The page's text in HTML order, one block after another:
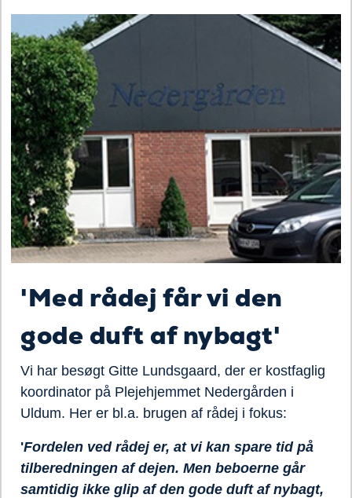
'Med rådej får vi den
gode duft af nybagt'
Vi har besøgt Gitte Lundsgaard, der er kostfaglig
koordinator på Plejehjemmet Nedergården i
Uldum. Her er bl.a. brugen af rådej i fokus:
'Fordelen ved rådej er, at vi kan spare tid på
tilberedningen af dejen. Men beboerne går
samtidig ikke glip af den gode duft af nybagt,